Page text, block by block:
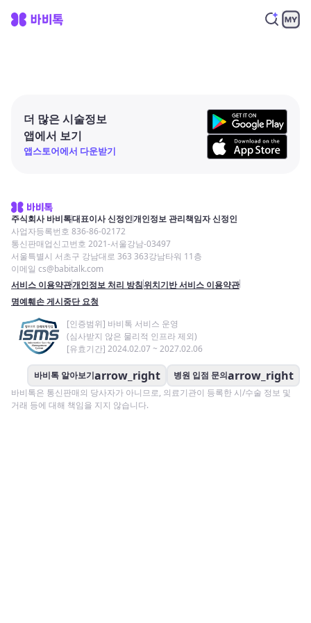
더 많은 시술정보
앱에서 보기
앱스토어에서 다운받기
주식회사 바비톡대표이사 신정인개인정보 관리책임자 신정인
사업자등록번호 836-86-02172
통신판매업신고번호 2021-서울강남-03497
서울특별시 서초구 강남대로 363 363강남타워 11층
이메일 cs@babitalk.com
서비스 이용약관개인정보 처리 방침위치기반 서비스 이용약관
명예훼손 게시중단 요청
[인증범위] 바비톡 서비스 운영
(심사받지 않은 물리적 인프라 제외)
[유효기간] 2024.02.07 ~ 2027.02.06
바비톡 알아보기arrow_right 병원 입점 문의arrow_right
바비톡은 통신판매의 당사자가 아니므로, 의료기관이 등록한 시/수술 정보 및
거래 등에 대해 책임을 지지 않습니다.